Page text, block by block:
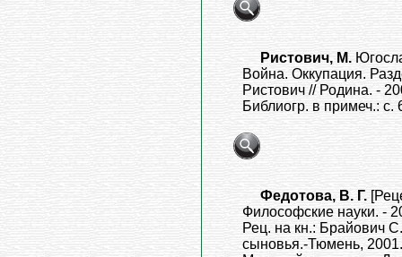
Ристович, М.
Война. Оккупация.
Ристович // Родина. -
Библиогр. в примеч.: с.
Федотова, В. Г.
Философские науки. -
Рец. на кн.: Брайович
сыновья.-Тюмень,